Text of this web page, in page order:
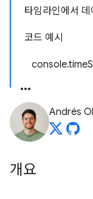
타임라인에서 데
코드 예시
Andrés
개요